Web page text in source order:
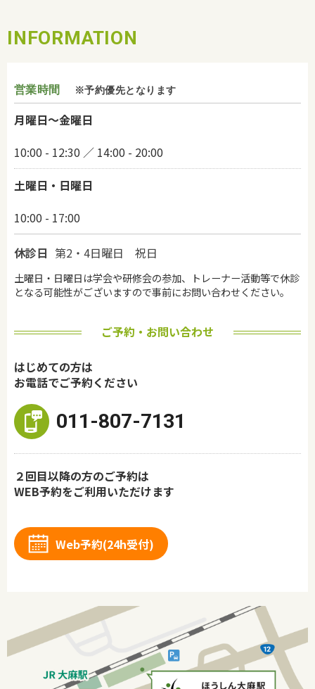
INFORMATION
営業時間 ※予約優先となります
月曜日～金曜日
10:00 - 12:30 ／ 14:00 - 20:00
土曜日・日曜日
10:00 - 17:00
休診日 第2・4日曜日 祝日
土曜日・日曜日は学会や研修会の参加、トレーナー活動等で休診
となる可能性がございますので事前にお問い合わせください。
ご予約・お問い合わせ
はじめての方は
お電話でご予約ください
011-807-7131
２回目以降の方のご予約は
WEB予約をご利用いただけます
Web予約(24h受付)